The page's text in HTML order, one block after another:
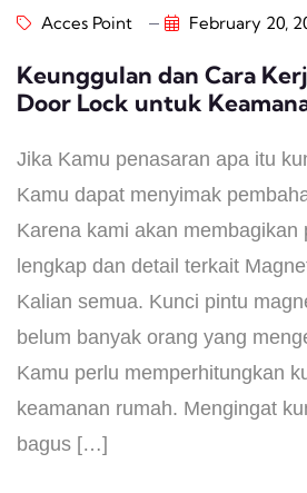
Acces Point February 20,
Keunggulan dan Cara
Door Lock untuk
Jika Kamu penasaran apa itu
Kamu dapat menyimak
Karena kami akan membagikan
lengkap dan detail terkait
Kalian semua. Kunci pintu
belum banyak orang yang
Kamu perlu memperhitungkan
keamanan rumah. Mengingat
bagus […]